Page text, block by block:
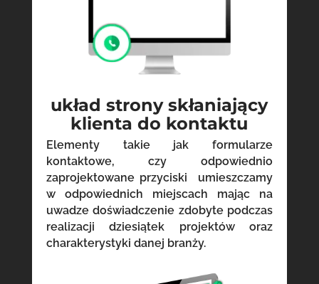
układ strony skłaniający
klienta do kontaktu
Elementy takie jak formularze
kontaktowe, czy odpowiednio
zaprojektowane przyciski umieszczamy
w odpowiednich miejscach mając na
uwadze doświadczenie zdobyte podczas
realizacji dziesiątek projektów oraz
charakterystyki danej branży.